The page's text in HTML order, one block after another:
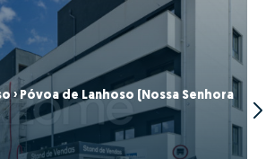
› Póvoa de Lanhoso (Nossa Senhora